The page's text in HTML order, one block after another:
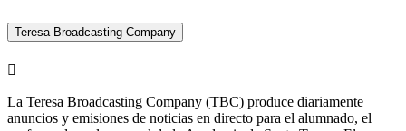
Teresa Broadcasting Company
La Teresa Broadcasting Company (TBC) produce diariamente
anuncios y emisiones de noticias en directo para el alumnado, el